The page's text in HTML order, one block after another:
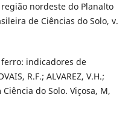
nordeste do Planalto
de Ciências do Solo, v.
ferro: indicadores de
R.F.; ALVAREZ, V.H.;
Ciência do Solo. Viçosa, M,